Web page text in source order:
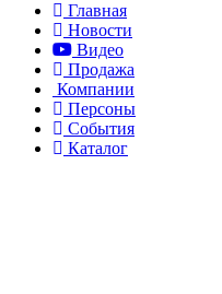
Главная
Новости
Видео
Продажа
Компании
Персоны
События
Каталог